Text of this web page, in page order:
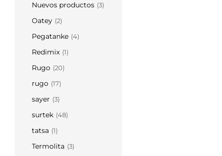
Nuevos productos (3)
Oatey (2)
Pegatanke (4)
Redimix (1)
Rugo (20)
rugo (17)
sayer (3)
surtek (48)
tatsa (1)
Termolita (3)